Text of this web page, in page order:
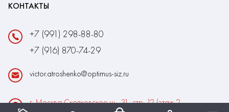
КОНТАКТЫ
+7 (991) 298-88-80
+7 (916) 870-74-29
victor.atroshenko@optimus-siz.ru
г. Москва Сколковское ш., 31, стр. 12 (этаж 2,